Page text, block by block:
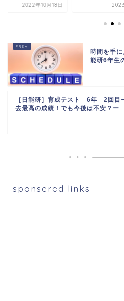
2022年10月18日
時間を手
能研6年生
［日能研］育成テスト 6年 2回目
去最高の成績！でも今後は不安？ー
sponsered links